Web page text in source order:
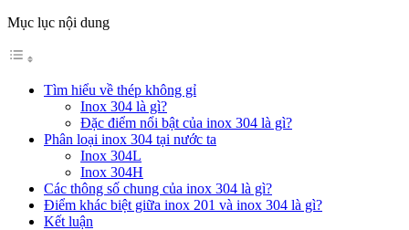
Mục lục nội dung
Tìm hiểu về thép không gỉ
Inox 304 là gì?
Đặc điểm nổi bật của inox 304 là gì?
Phân loại inox 304 tại nước ta
Inox 304L
Inox 304H
Các thông số chung của inox 304 là gì?
Điểm khác biệt giữa inox 201 và inox 304 là gì?
Kết luận